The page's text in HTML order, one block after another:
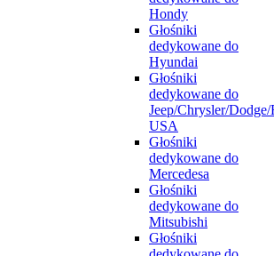
Hondy
Głośniki
dedykowane do
Hyundai
Głośniki
dedykowane do
Jeep/Chrysler/Dodge/
USA
Głośniki
dedykowane do
Mercedesa
Głośniki
dedykowane do
Mitsubishi
Głośniki